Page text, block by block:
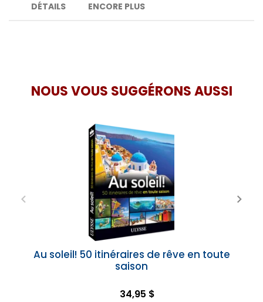
DÉTAILS ENCORE PLUS
NOUS VOUS SUGGÉRONS AUSSI
Au soleil! 50 itinéraires de rêve en toute
saison
34,95 $